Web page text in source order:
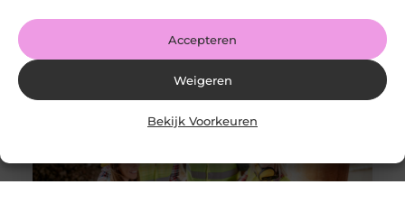
Accepteren
Weigeren
Bekijk Voorkeuren